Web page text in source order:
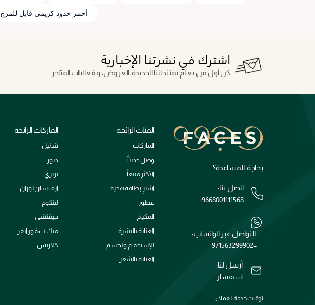
أحمر خدود كريمي قابل للمزج revolution
اشترك في نشرتنا الإخبارية
كن أول من يعلم بمنتجاتنا الجديدة، العروض، و فعاليات المتاجر.
بحاجة للمساعدة؟
اتصل بنا:
+9668001111568
للتواصل عبر الواتساب:
+971563299902
أرسل لنا:
استفسار
توقيت خدمة العملاء:
الفئات الرائجة
الماركات
وصل حديثاً
الأكثر مبيعاً
اشترِ بطاقة هدية
عطور
المكياج
العناية بالبشرة
للإستحمام والجسم
العناية بالشعر
الماركات الرائجة
شانيل
ديور
بربري
إيف سان لوران
لانكوم
جيفنشي
ميك اب فور ايفر
كلارنس